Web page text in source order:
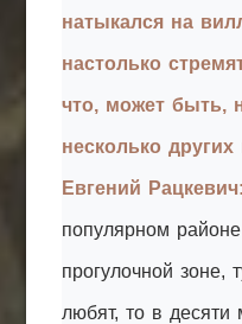
натыкался на
настолько
что, может быть,
несколько других
Евгений Рацкевич:
популярном
прогулочной зоне,
любят, то в десяти